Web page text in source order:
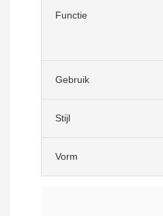
Functie
Gebruik
Stijl
Vorm